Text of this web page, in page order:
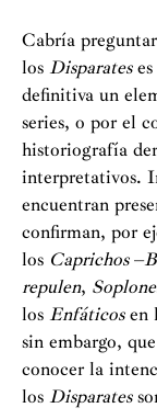
Cabría
los Disparateses
definitiva un
series, o por el
historiografía
interpretativos.
encuentran
confirman, por
los Caprichos–
repulen,
los Enfáticosen
sin embargo,
conocer la
los Disparates